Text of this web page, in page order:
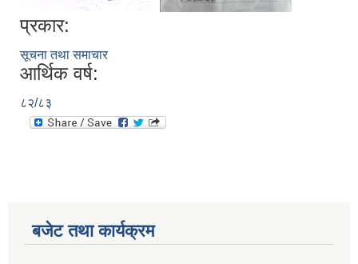
प्रकार:
सूचना तथा समाचार
आर्थिक वर्ष:
८२/८३
बजेट तथा कार्यक्रम